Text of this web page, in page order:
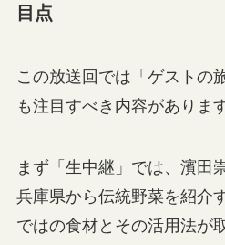
目点
この放送回では「ゲストの
も注目すべき内容があります
まず「生中継」では、濱田
兵庫県から伝統野菜を紹介
ではの食材とその活用法が